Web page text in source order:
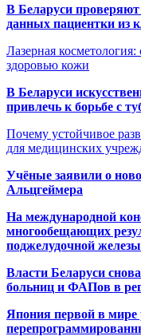
В Беларуси
данных пациентки из
Лазерная
здоровью кожи
В Беларуси
привлечь к борьбе с
Почему устойчивое
для медицинских
Учёные заявили о
Альцгеймера
На международной
многообещающих
поджелудочной железы
Власти Беларуси
больниц и ФАПов в
Япония первой в мире